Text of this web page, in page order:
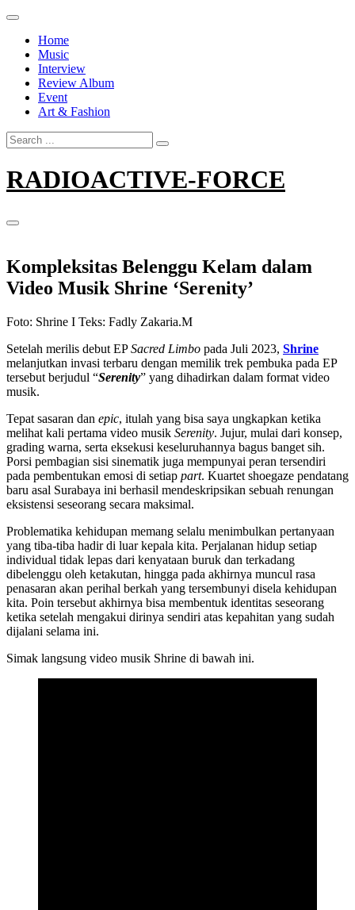
Skip
contentHome
Music
Interview
Review Album
Event
Art & Fashion
Search
for:
RADIOACTIVE-FORCE
Kompleksitas Belenggu Kelam dalam
Video Musik Shrine ‘Serenity’
Foto: Shrine I Teks: Fadly Zakaria.M
Setelah merilis debut EPSacred Limbo pada Juli 2023, Shrine
melanjutkan invasi terbaru dengan memilik trek pembuka pada EP
tersebut berjudul “Serenity” yang dihadirkan dalam format video
musik.
Tepat sasaran dan epic, itulah yang bisa saya ungkapkan ketika
melihat kali pertama video musik Serenity. Jujur, mulai dari konsep,
grading warna, serta eksekusi keseluruhannya bagus banget sih.
Porsi pembagian sisi sinematik juga mempunyai peran tersendiri
pada pembentukan emosi di setiap part. Kuartet shoegaze pendatang
baru asal Surabaya ini berhasil mendeskripsikan sebuah renungan
eksistensi seseorang secara maksimal.
Problematika kehidupan memang selalu menimbulkan pertanyaan
yang tiba-tiba hadir di luar kepala kita. Perjalanan hidup setiap
individual tidak lepas dari kenyataan buruk dan terkadang
dibelenggu oleh ketakutan, hingga pada akhirnya muncul rasa
penasaran akan perihal berkah yang tersembunyi disela kehidupan
kita. Poin tersebut akhirnya bisa membentuk identitas seseorang
ketika setelah mengakui dirinya sendiri atas kepahitan yang sudah
dijalani selama ini.
Simak langsung video musik Shrine di bawah ini.